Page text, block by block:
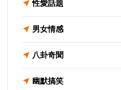
性愛話題
男女情感
八卦奇聞
幽默搞笑